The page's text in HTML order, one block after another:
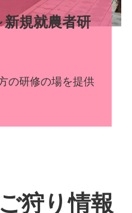
規就農者研
の研修の場を提供
狩り情報